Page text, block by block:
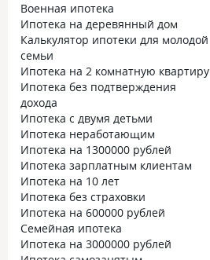
Военная ипотека
Ипотека на деревянный дом
Калькулятор ипотеки для молодой
семьи
Ипотека на 2 комнатную квартиру
Ипотека без подтверждения
дохода
Ипотека с двумя детьми
Ипотека неработающим
Ипотека на 1300000 рублей
Ипотека зарплатным клиентам
Ипотека на 10 лет
Ипотека без страховки
Ипотека на 600000 рублей
Семейная ипотека
Ипотека на 3000000 рублей